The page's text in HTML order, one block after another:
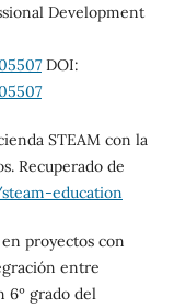
Development
DOI:
STEAM con la
Recuperado de
education
proyectos con
entre
6º grado del